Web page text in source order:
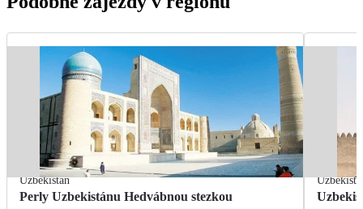
Uzbekistán
Perly Uzbekistánu Hedvábnou stezkou